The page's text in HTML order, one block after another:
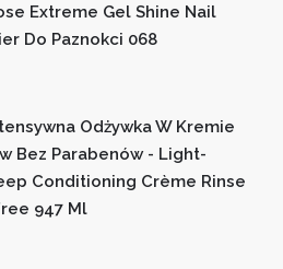
Extreme Gel Shine Nail
Do Paznokci 068
Odżywka W Kremie
Bez Parabenów - Light-
Conditioning Crème Rinse
947 Ml